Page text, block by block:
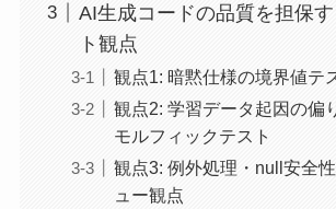
AI生成コードの品質を担保
ト観点
観点1: 暗黙仕様の境界値テ
観点2: 学習データ起因の偏
モルフィックテスト
観点3: 例外処理・null安全
ュー観点